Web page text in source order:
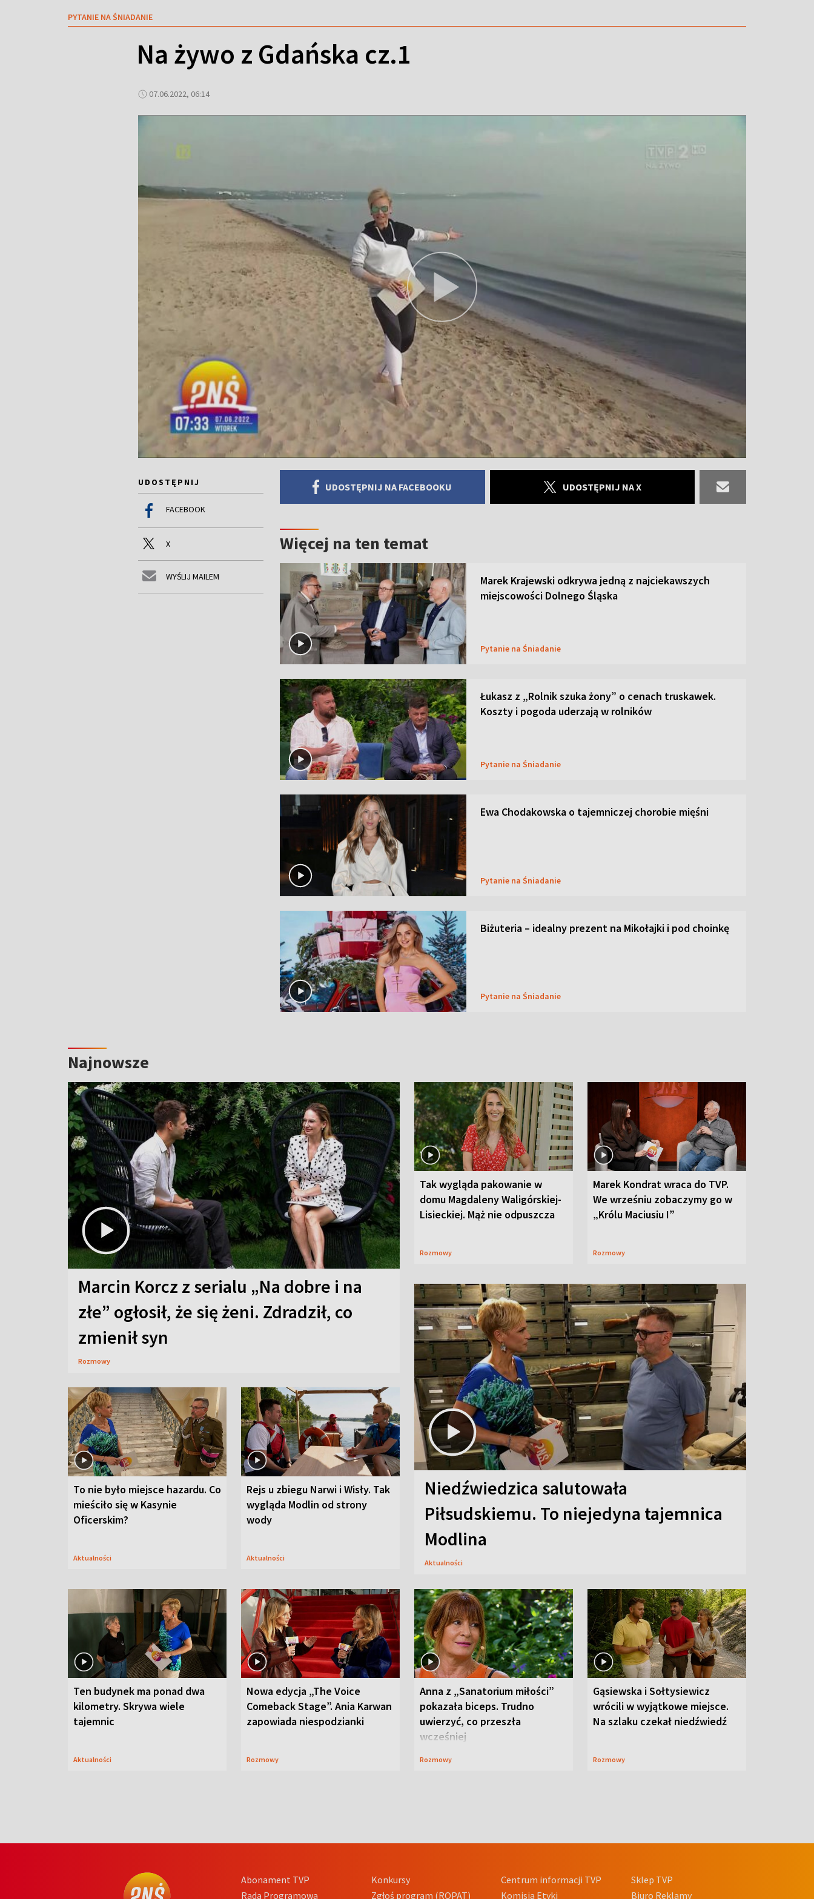
PYTANIE NA ŚNIADANIE
Na żywo z Gdańska cz.1
07.06.2022, 06:14
UDOSTĘPNIJ
FACEBOOK
X
WYŚLIJ MAILEM
UDOSTĘPNIJ NA FACEBOOKU UDOSTĘPNIJ NA X
Więcej na ten temat
Marek Krajewski odkrywa jedną z najciekawszych
miejscowości Dolnego Śląska
Pytanie na Śniadanie
Łukasz z „Rolnik szuka żony” o cenach truskawek.
Koszty i pogoda uderzają w rolników
Pytanie na Śniadanie
Ewa Chodakowska o tajemniczej chorobie mięśni
Pytanie na Śniadanie
Biżuteria – idealny prezent na Mikołajki i pod choinkę
Pytanie na Śniadanie
Najnowsze
Marcin Korcz z serialu „Na dobre i na
złe” ogłosił, że się żeni. Zdradził, co
zmienił syn
Rozmowy
Tak wygląda pakowanie w
domu Magdaleny Waligórskiej-
Lisieckiej. Mąż nie odpuszcza
Rozmowy
Marek Kondrat wraca do TVP.
We wrześniu zobaczymy go w
„Królu Maciusiu I”
Rozmowy
To nie było miejsce hazardu. Co
mieściło się w Kasynie
Oficerskim?
Aktualności
Rejs u zbiegu Narwi i Wisły. Tak
wygląda Modlin od strony
wody
Aktualności
Niedźwiedzica salutowała
Piłsudskiemu. To niejedyna tajemnica
Modlina
Aktualności
Ten budynek ma ponad dwa
kilometry. Skrywa wiele
tajemnic
Aktualności
Nowa edycja „The Voice
Comeback Stage”. Ania Karwan
zapowiada niespodzianki
Rozmowy
Anna z „Sanatorium miłości”
pokazała biceps. Trudno
uwierzyć, co przeszła
wcześniej
Rozmowy
Gąsiewska i Sołtysiewicz
wrócili w wyjątkowe miejsce.
Na szlaku czekał niedźwiedź
Rozmowy
Abonament TVP
Rada Programowa
Konkursy
Zgłoś program (ROPAT)
Centrum informacji TVP
Komisja Etyki
Sklep TVP
Biuro Reklamy